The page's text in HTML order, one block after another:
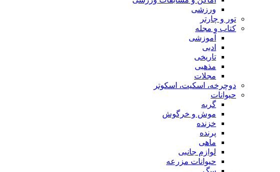
ورزشی
تور و چارتر
کتاب و مجله
آموزشی
ادبی
تاریخی
مذهبی
مجلات
دوچرخه، اسکیت، اسکوتر
حیوانات
گربه
موش و خرگوش
خزنده
پرنده
ماهی
لوازم جانبی
حیوانات مزرعه